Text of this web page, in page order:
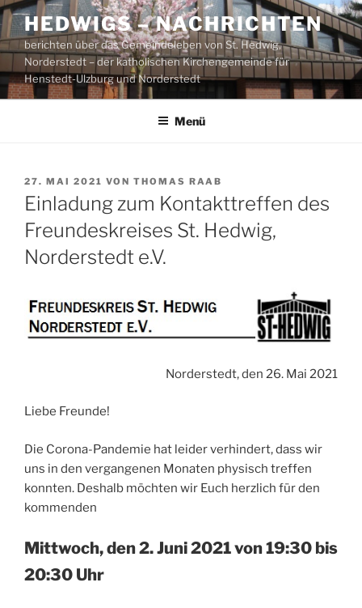
Zum
Inhalt
springen
HEDWIGS – NACHRICHTEN
berichten über das Gemeindeleben von St. Hedwig,
Norderstedt – der katholischen Kirchengemeinde für
Henstedt-Ulzburg und Norderstedt
Menü
VERÖFFENTLICHT
AM
27. MAI 2021 VON THOMAS RAAB
Einladung zum Kontakttreffen des
Freundeskreises St. Hedwig,
Norderstedt e.V.
Norderstedt, den 26. Mai 2021
Liebe Freunde!
Die Corona-Pandemie hat leider verhindert, dass wir
uns in den vergangenen Monaten physisch treffen
konnten. Deshalb möchten wir Euch herzlich für den
kommenden
Mittwoch, den 2. Juni 2021 von 19:30 bis
20:30 Uhr